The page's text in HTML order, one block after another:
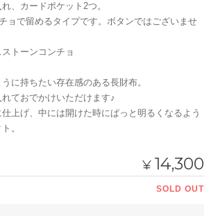
、カードポケット2つ。
ョで留めるタイプです。ボタンではございませ
トーンコンチョ
に持ちたい存在感のある長財布。
ておでかけいただけます♪
上げ、中には開けた時にぱっと明るくなるよう
。
¥ 14,300
SOLD OUT